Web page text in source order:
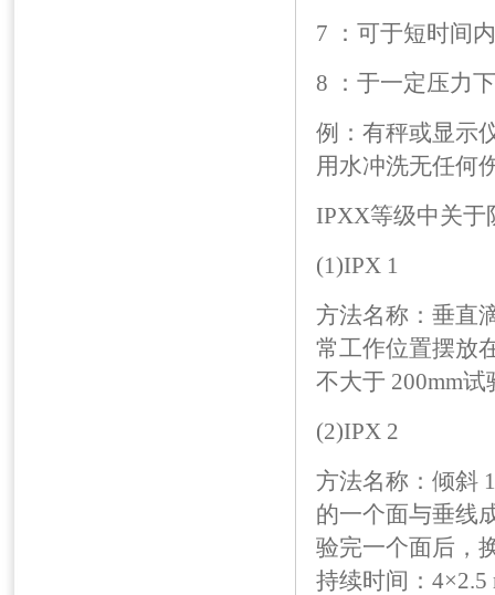
7 ：可于短时间
8 ：于一定压力
例：有秤或显示
用水冲洗无任何
IPXX等级中关于
(1)IPX 1
方法名称：垂直
常工作位置摆放
不大于 200mm
(2)IPX 2
方法名称：倾斜
的一个面与垂线
验完一个面后，
持续时间：4×2.5